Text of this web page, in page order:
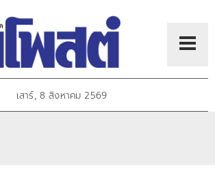
เสาร์, 8 สิงหาคม 2569